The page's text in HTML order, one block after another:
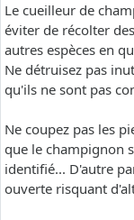
Le cueilleur de
éviter de récolter
autres espèces en
Ne détruisez pas
qu'ils ne sont pas
Ne coupez pas les
que le champignon
identifié... D'autre
ouverte risquant